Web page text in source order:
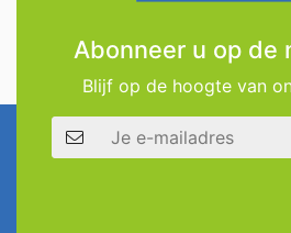
Abonneer u op de
Blijf op de hoogte van
E-mailadres